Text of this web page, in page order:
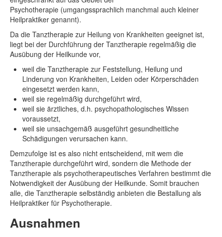
Psychotherapie (umgangssprachlich manchmal auch kleiner
Heilpraktiker genannt).
Da die Tanztherapie zur Heilung von Krankheiten geeignet ist,
liegt bei der Durchführung der Tanztherapie regelmäßig die
Ausübung der Heilkunde vor,
weil die Tanztherapie zur Feststellung, Heilung und
Linderung von Krankheiten, Leiden oder Körperschäden
eingesetzt werden kann,
weil sie regelmäßig durchgeführt wird,
weil sie ärztliches, d.h. psychopathologisches Wissen
voraussetzt,
weil sie unsachgemäß ausgeführt gesundheitliche
Schädigungen verursachen kann.
Demzufolge ist es also nicht entscheidend, mit wem die
Tanztherapie durchgeführt wird, sondern die Methode der
Tanztherapie als psychotherapeutisches Verfahren bestimmt die
Notwendigkeit der Ausübung der Heilkunde. Somit brauchen
alle, die Tanztherapie selbständig anbieten die Bestallung als
Heilpraktiker für Psychotherapie.
Ausnahmen